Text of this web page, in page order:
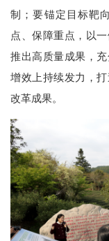
制；要锚定目标靶
点、保障重点，以
推出高质量成果，
增效上持续发力，
改革成果。